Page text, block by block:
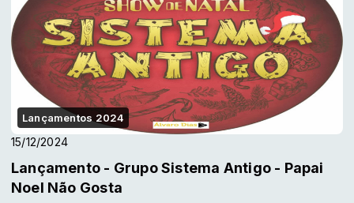
Lançamentos 2024
15/12/2024
Lançamento - Grupo Sistema Antigo - Papai
Noel Não Gosta